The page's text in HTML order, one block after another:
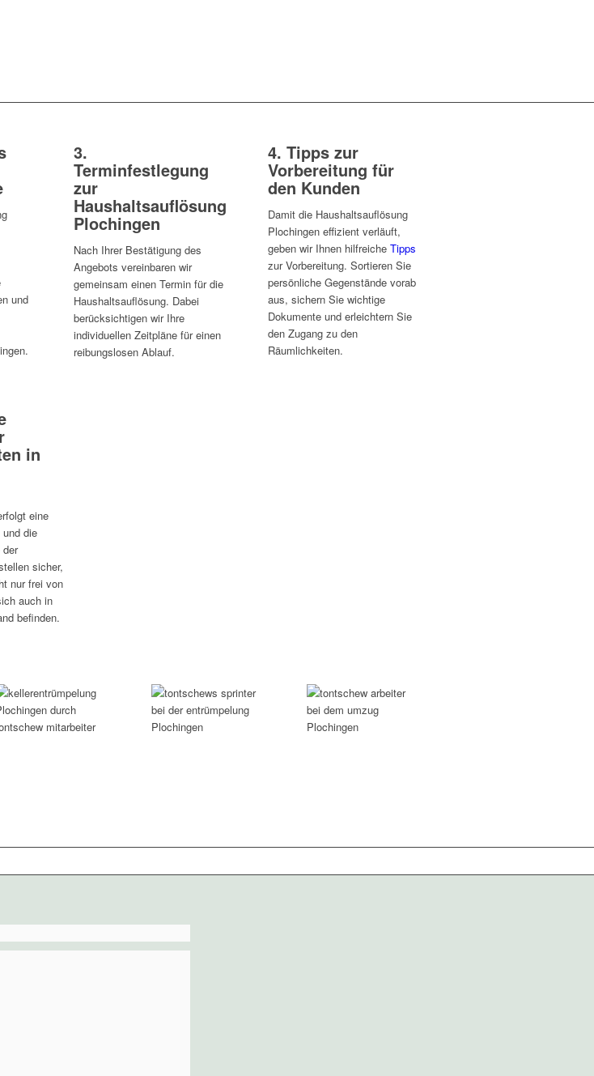
und
3.
Terminfestlegung
zur
Haushaltsauflösung
Plochingen
Nach Ihrer Bestätigung des
Angebots vereinbaren wir
gemeinsam einen Termin für die
Haushaltsauflösung. Dabei
berücksichtigen wir Ihre
individuellen Zeitpläne für einen
reibungslosen Ablauf.
4. Tipps zur
Vorbereitung für
den Kunden
Damit die Haushaltsauflösung
Plochingen effizient verläuft,
geben wir Ihnen hilfreiche Tipps
zur Vorbereitung. Sortieren Sie
persönliche Gegenstände vorab
aus, sichern Sie wichtige
Dokumente und erleichtern Sie
den Zugang zu den
Räumlichkeiten.
in
eine
die
der
sicher,
nur frei von
auch in
befinden.